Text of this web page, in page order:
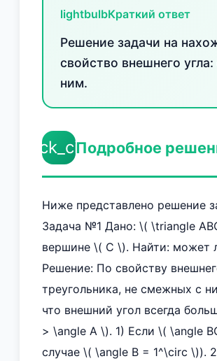
lightbulbКраткий ответ
Решение задачи на
свойство внешнего
ним.
check_circleПодробное
Ниже представлено решение
Задача №1 Дано: \( \triangle
вершине \( C \). Найти: может
Решение: По свойству
треугольника, не смежных с
что внешний угол всегда
> \angle A \). 1) Если \( \angle
случае \( \angle B = 1^\circ \)).